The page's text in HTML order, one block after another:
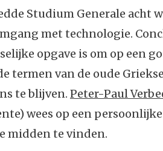
Studium Generale acht
met technologie.
opgave is om op een
termen van de oude
te blijven. Peter-Paul
wees op een
midden te vinden.